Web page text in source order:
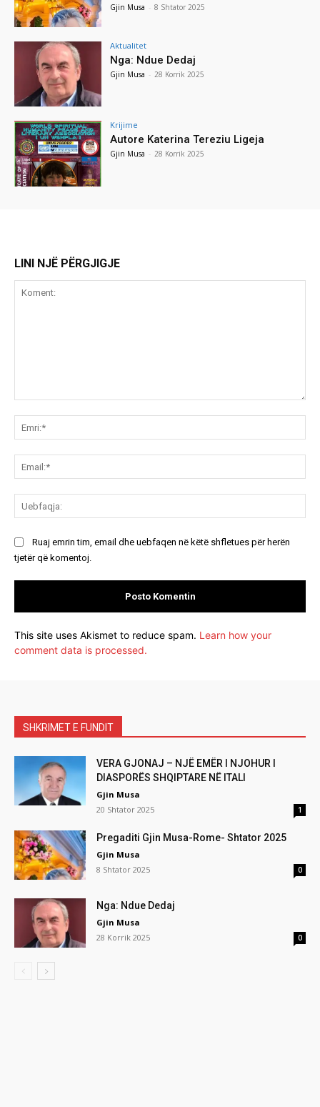
Gjin Musa - 8 Shtator 2025
Aktualitet
Nga: Ndue Dedaj
Gjin Musa - 28 Korrik 2025
Krijime
Autore Katerina Tereziu Ligeja
Gjin Musa - 28 Korrik 2025
LINI NJË PËRGJIGJE
Ruaj emrin tim, email dhe uebfaqen në këtë shfletues për herën
tjetër që komentoj.
This site uses Akismet to reduce spam. Learn how your
comment data is processed.
SHKRIMET E FUNDIT
VERA GJONAJ – NJË EMËR I NJOHUR I
DIASPORËS SHQIPTARE NË ITALI
Gjin Musa
20 Shtator 2025
1
Pregaditi Gjin Musa-Rome- Shtator 2025
Gjin Musa
8 Shtator 2025
0
Nga: Ndue Dedaj
Gjin Musa
28 Korrik 2025
0